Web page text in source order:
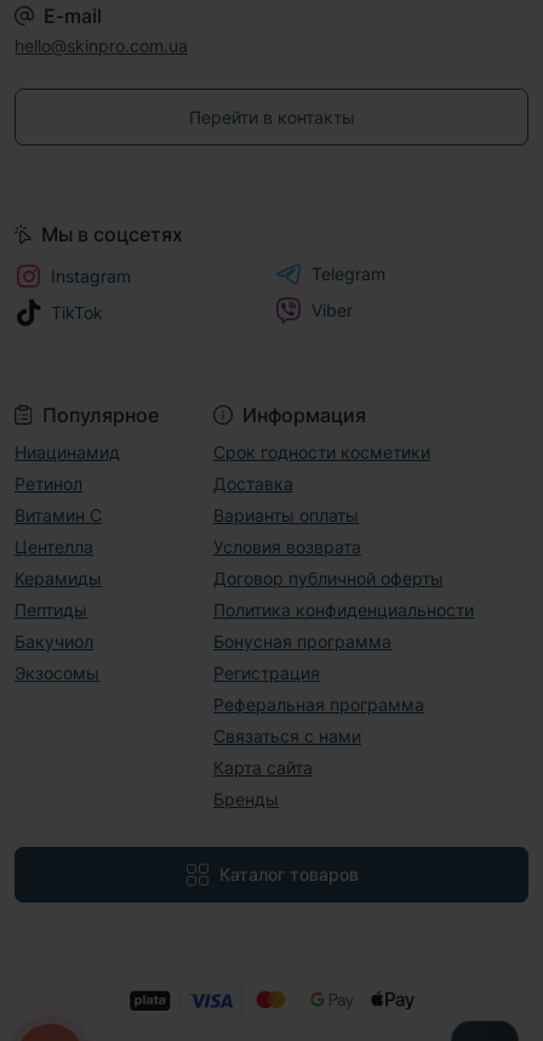
E-mail
hello@skinpro.com.ua
Перейти в контакты
Популярное
Ниацинамид
Ретинол
Витамин С
Центелла
Керамиды
Пептиды
Бакучиол
Экзосомы
Информация
Срок годности косметики
Доставка
Варианты оплаты
Условия возврата
Договор публичной оферты
Политика конфиденциальности
Бонусная программа
Регистрация
Реферальная программа
Связаться с нами
Карта сайта
Бренды
Каталог товаров
Мы в соцсетях
Instagram
TikTok
Telegram
Viber